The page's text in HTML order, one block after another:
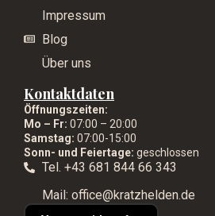
Impressum
Blog
Über uns
Kontaktdaten
Öffnungszeiten:
Mo – Fr: 07:00 – 20:00
Samstag: 07:00-15:00
Sonn- und Feiertage: geschlossen
Tel. +43 681 844 66 343
Mail: office@kratzhelden.de